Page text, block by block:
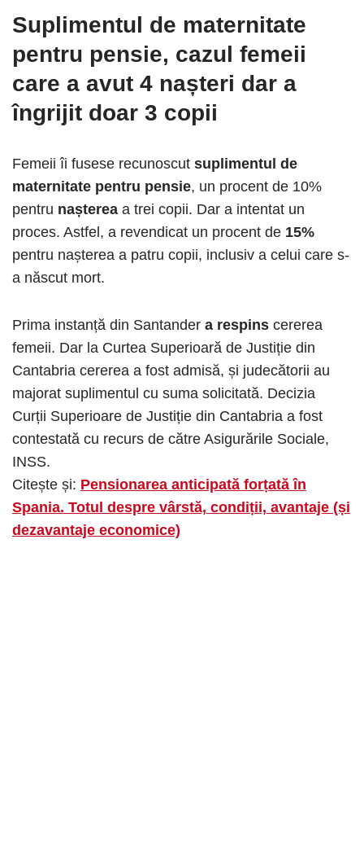
Suplimentul de maternitate
pentru pensie, cazul femeii
care a avut 4 nașteri dar a
îngrijit doar 3 copii
Femeii îi fusese recunoscut suplimentul de
maternitate pentru pensie, un procent de 10%
pentru nașterea a trei copii. Dar a intentat un
proces. Astfel, a revendicat un procent de 15%
pentru nașterea a patru copii, inclusiv a celui care s-
a născut mort.
Prima instanță din Santander a respins cererea
femeii. Dar la Curtea Superioară de Justiție din
Cantabria cererea a fost admisă, și judecătorii au
majorat suplimentul cu suma solicitată. Decizia
Curții Superioare de Justiție din Cantabria a fost
contestată cu recurs de către Asigurările Sociale,
INSS.
Citește și: Pensionarea anticipată forțată în
Spania. Totul despre vârstă, condiții, avantaje (și
dezavantaje economice)